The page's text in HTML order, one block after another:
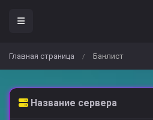
Главная страница / Банлист
Название сервера